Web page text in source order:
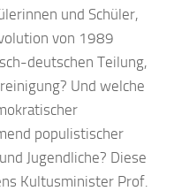
und Schüler,
von 1989
deutschen Teilung,
Und welche
populistischer
Jugendliche? Diese
Kultusminister Prof.